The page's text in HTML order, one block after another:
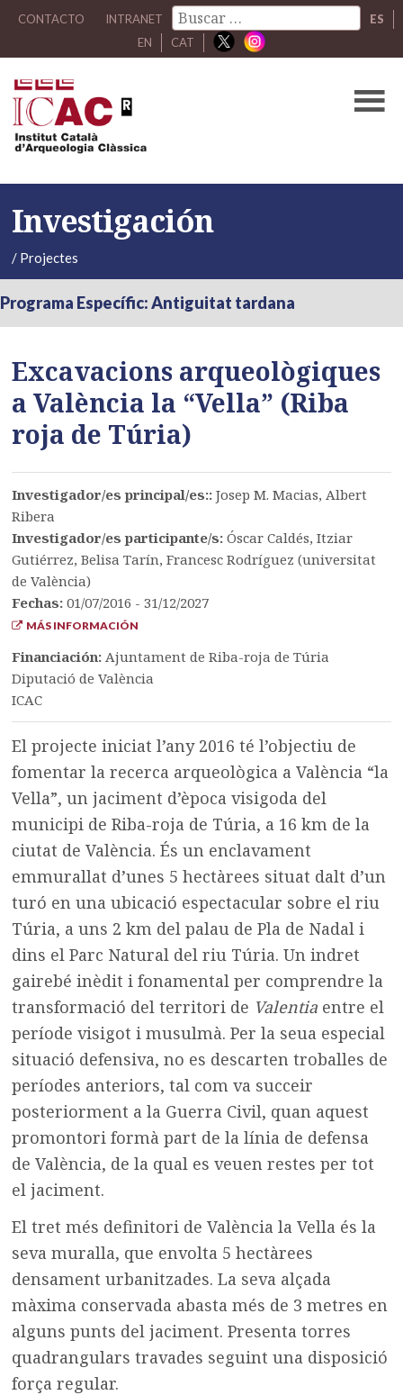
CONTACTO INTRANET
ES
EN
CAT
Investigación
/ Projectes
Programa Específic: Antiguitat tardana
Excavacions arqueològiques
a València la “Vella” (Riba
roja de Túria)
Investigador/es principal/es::Josep M. Macias, Albert
Ribera
Investigador/es participante/s:Óscar Caldés, Itziar
Gutiérrez, Belisa Tarín, Francesc Rodríguez (universitat
de València)
Fechas:01/07/2016 - 31/12/2027
MÁS INFORMACIÓN
Financiación:Ajuntament de Riba-roja de Túria
Diputació de València
ICAC
El projecte iniciat l’any 2016 té l’objectiu de
fomentar la recerca arqueològica a València “la
Vella”, un jaciment d’època visigoda del
municipi de Riba-roja de Túria, a 16 km de la
ciutat de València. És un enclavament
emmurallat d’unes 5 hectàrees situat dalt d’un
turó en una ubicació espectacular sobre el riu
Túria, a uns 2 km del palau de Pla de Nadal i
dins el Parc Natural del riu Túria. Un indret
gairebé inèdit i fonamental per comprendre la
transformació del territori de Valentia entre el
període visigot i musulmà. Per la seua especial
situació defensiva, no es descarten troballes de
períodes anteriors, tal com va succeir
posteriorment a la Guerra Civil, quan aquest
promontori formà part de la línia de defensa
de València, de la qual es veuen restes per tot
el jaciment.
El tret més definitori de València la Vella és la
seva muralla, que envolta 5 hectàrees
densament urbanitzades. La seva alçada
màxima conservada abasta més de 3 metres en
alguns punts del jaciment. Presenta torres
quadrangulars travades seguint una disposició
força regular.